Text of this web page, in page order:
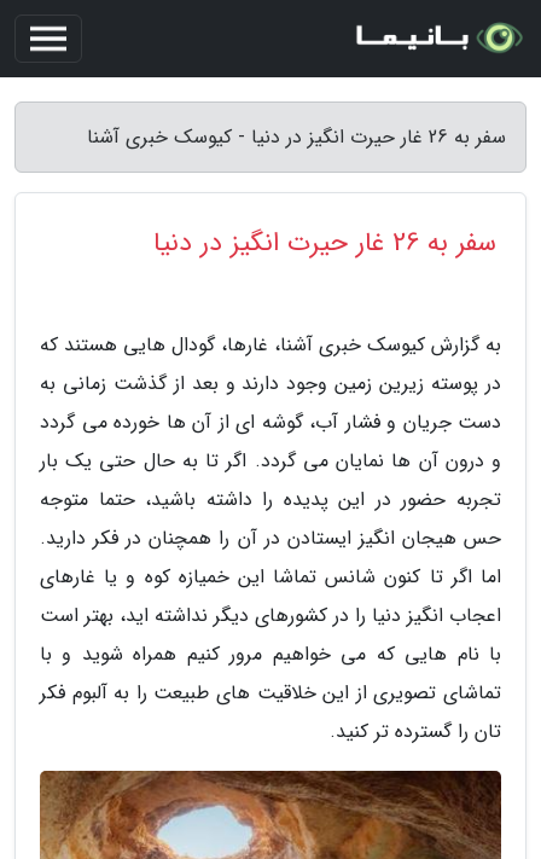
سفر به 26 غار حیرت انگیز در دنیا - کیوسک خبری آشنا
سفر به 26 غار حیرت انگیز در دنیا
به گزارش کیوسک خبری آشنا، غارها، گودال هایی هستند که
در پوسته زیرین زمین وجود دارند و بعد از گذشت زمانی به
دست جریان و فشار آب، گوشه ای از آن ها خورده می گردد
و درون آن ها نمایان می گردد. اگر تا به حال حتی یک بار
تجربه حضور در این پدیده را داشته باشید، حتما متوجه
حس هیجان انگیز ایستادن در آن را همچنان در فکر دارید.
اما اگر تا کنون شانس تماشا این خمیازه کوه و یا غارهای
اعجاب انگیز دنیا را در کشورهای دیگر نداشته اید، بهتر است
با نام هایی که می خواهیم مرور کنیم همراه شوید و با
تماشای تصویری از این خلاقیت های طبیعت را به آلبوم فکر
تان را گسترده تر کنید.